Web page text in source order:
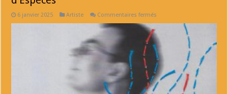
6 janvier 2025 Artiste Commentaires fermés
Nouvel
album
Drôles
d’Espèces